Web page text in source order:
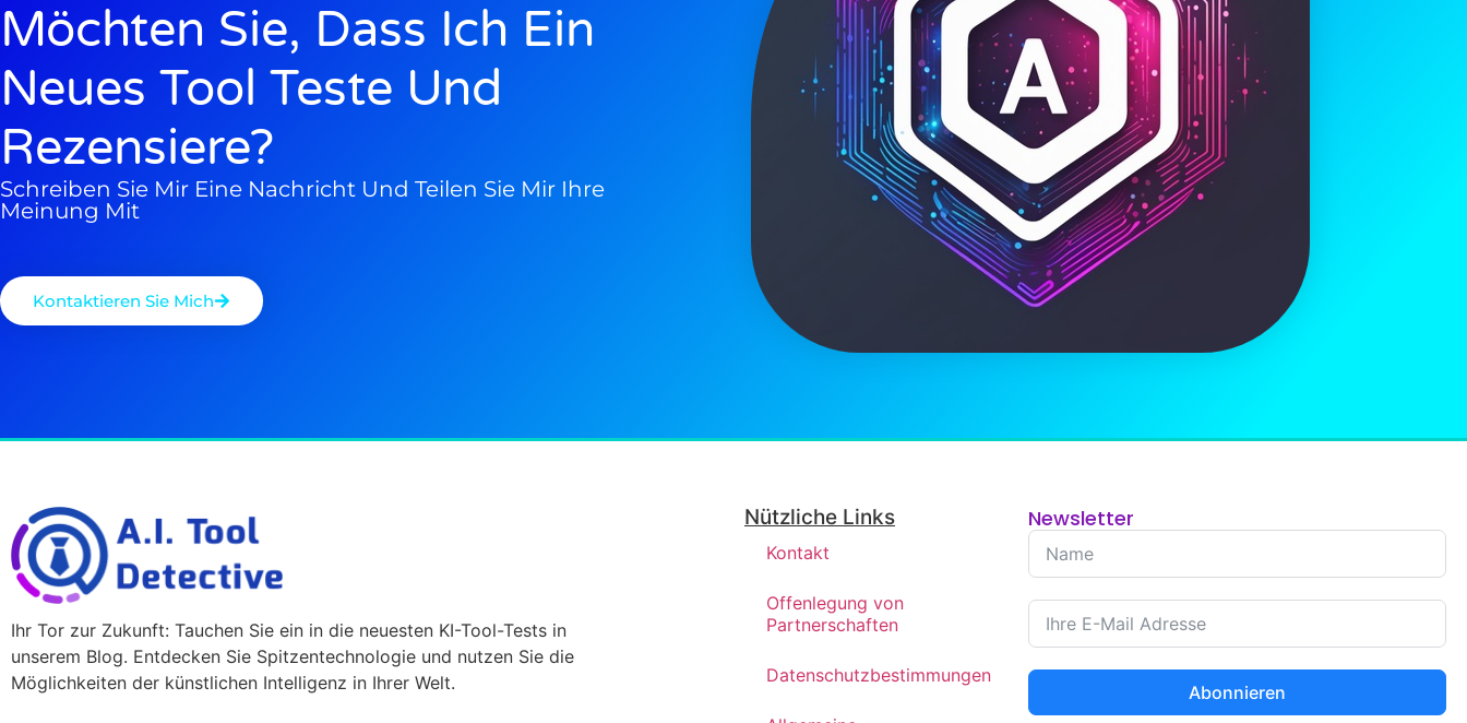
Möchten Sie, Dass Ich Ein
Neues Tool Teste Und
Rezensiere?
Schreiben Sie Mir Eine Nachricht Und Teilen Sie Mir Ihre
Meinung Mit
Kontaktieren Sie Mich
Ihr Tor zur Zukunft: Tauchen Sie ein in die neuesten KI-Tool-Tests in
unserem Blog. Entdecken Sie Spitzentechnologie und nutzen Sie die
Möglichkeiten der künstlichen Intelligenz in Ihrer Welt.
Nützliche Links
Kontakt
Offenlegung von
Partnerschaften
Datenschutzbestimmungen
Newsletter
Abonnieren